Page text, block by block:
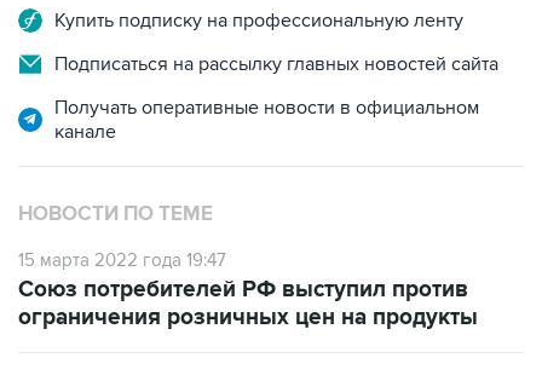
Подписаться на рассылку главных новостей сайта
Получать оперативные новости в официальном
НОВОСТИ ПО ТЕМЕ
15 марта 2022 года 19:47
ограничения розничных цен на продукты
11 марта 2022 года 19:22